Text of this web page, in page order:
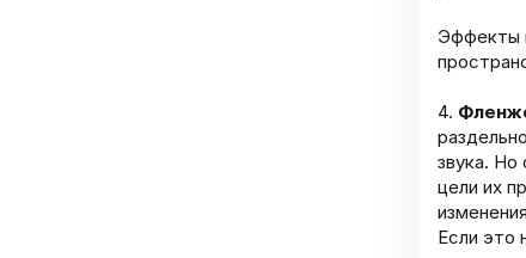
Эффекты
4.
звука.
цели их
Если это